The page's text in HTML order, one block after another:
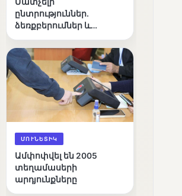
Մատչելի
ընտրություններ.
ձեռքբերումներ և
բացթողումներ
ՄՈՒՆԵՏԻԿ
Ամփոփվել են 2005
տեղամասերի
արդյունքները